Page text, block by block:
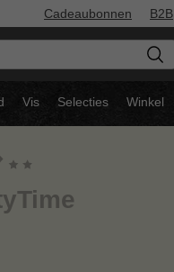
Cadeaubonnen B2B
Vis Selecties Winkel